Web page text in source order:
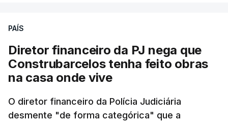
PAÍS
Diretor financeiro da PJ nega que
Construbarcelos tenha feito obras
na casa onde vive
O diretor financeiro da Polícia Judiciária
desmente "de forma categórica" que a